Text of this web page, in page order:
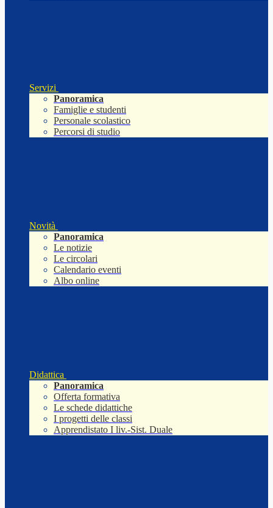
Servizi
Panoramica
Famiglie e studenti
Personale scolastico
Percorsi di studio
Novità
Panoramica
Le notizie
Le circolari
Calendario eventi
Albo online
Didattica
Panoramica
Offerta formativa
Le schede didattiche
I progetti delle classi
Apprendistato I liv.-Sist. Duale